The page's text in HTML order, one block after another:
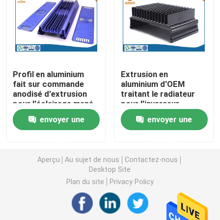
Pièces de rotation de commande numérique par
Clôtures électroniques faites sur commande
Pièces en plastique faites sur commande d'injection
la lingotière de moulage mécanique sous pression
Les pièces d'auto de moulage mécanique sous
Profil en aluminium
fait sur commande
anodisé d'extrusion
pour l'éclairage mené
par aquarium
envoyer une
Extrusion en
aluminium d'OEM
traitant le radiateur
pour l'inverseur
photovoltaïque
envoyer une
Aperçu Au sujet de nous
Contactez-nous
Desktop Site
Plan du site
Privacy Policy